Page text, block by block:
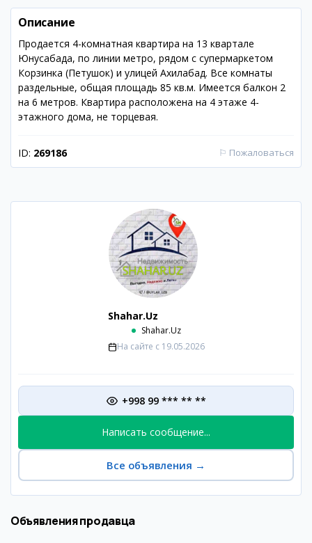
Описание
Продается 4-комнатная квартира на 13 квартале
Юнусабада, по линии метро, рядом с супермаркетом
Корзинка (Петушок) и улицей Ахилабад. Все комнаты
раздельные, общая площадь 85 кв.м. Имеется балкон 2
на 6 метров. Квартира расположена на 4 этаже 4-
этажного дома, не торцевая.
ID: 269186 ⚐ Пожаловаться
Shahar.Uz
Shahar.Uz
На сайте с 19.05.2026
+998 99 *** ** **
Написать сообщение...
Все объявления →
Объявления продавца